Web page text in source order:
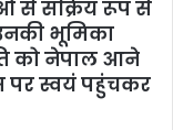
से सक्रिय रूप से
भूमिका
को नेपाल आने
पर स्वयं पहुंचकर